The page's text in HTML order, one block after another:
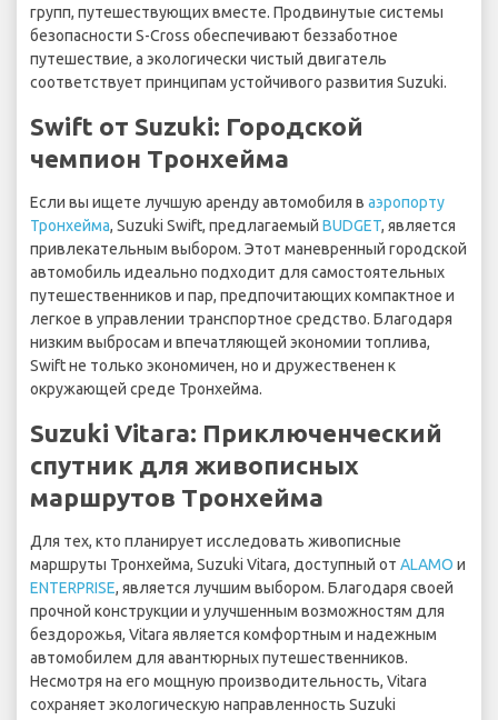
групп, путешествующих вместе. Продвинутые системы
безопасности S-Cross обеспечивают беззаботное
путешествие, а экологически чистый двигатель
соответствует принципам устойчивого развития Suzuki.
Swift от Suzuki: Городской
чемпион Тронхейма
Если вы ищете лучшую аренду автомобиля в аэропорту
Тронхейма, Suzuki Swift, предлагаемый BUDGET, является
привлекательным выбором. Этот маневренный городской
автомобиль идеально подходит для самостоятельных
путешественников и пар, предпочитающих компактное и
легкое в управлении транспортное средство. Благодаря
низким выбросам и впечатляющей экономии топлива,
Swift не только экономичен, но и дружественен к
окружающей среде Тронхейма.
Suzuki Vitara: Приключенческий
спутник для живописных
маршрутов Тронхейма
Для тех, кто планирует исследовать живописные
маршруты Тронхейма, Suzuki Vitara, доступный от ALAMO и
ENTERPRISE, является лучшим выбором. Благодаря своей
прочной конструкции и улучшенным возможностям для
бездорожья, Vitara является комфортным и надежным
автомобилем для авантюрных путешественников.
Несмотря на его мощную производительность, Vitara
сохраняет экологическую направленность Suzuki